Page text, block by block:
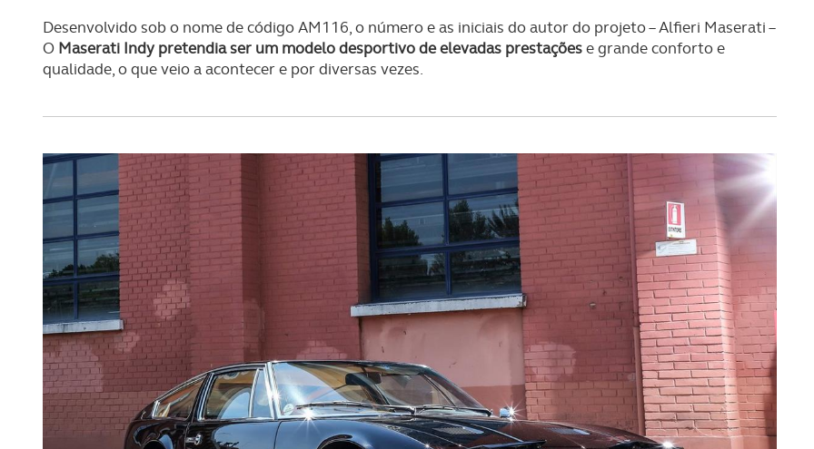
Desenvolvido sob o nome de código AM116, o número e as iniciais do autor do projeto – Alfieri Maserati –
O Maserati Indy pretendia ser um modelo desportivo de elevadas prestaçõese grande conforto e
qualidade, o que veio a acontecer e por diversas vezes.